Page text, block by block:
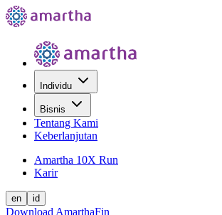
Individu
Bisnis
Tentang Kami
Keberlanjutan
Amartha 10X Run
Karir
en id
Download AmarthaFin